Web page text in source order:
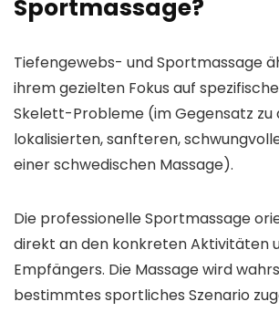
Sportmassage?
Tiefengewebs- und Sportmassage
ihrem gezielten Fokus auf
Skelett-Probleme (im Gegensatz zu
lokalisierten, sanfteren,
einer schwedischen Massage).
Die professionelle Sportmassage
direkt an den konkreten Aktivitäten
Empfängers. Die Massage wird
bestimmtes sportliches Szenario